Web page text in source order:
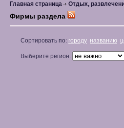
Главная страница Отдых,
Фирмы раздела
Сортировать по: городу названию
Выберите регион: